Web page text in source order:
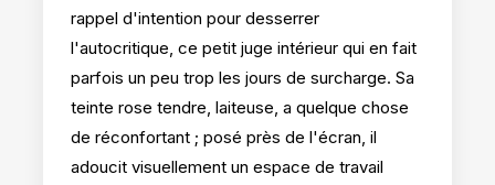
rappel d'intention pour desserrer
l'autocritique, ce petit juge intérieur qui en fait
parfois un peu trop les jours de surcharge. Sa
teinte rose tendre, laiteuse, a quelque chose
de réconfortant ; posé près de l'écran, il
adoucit visuellement un espace de travail